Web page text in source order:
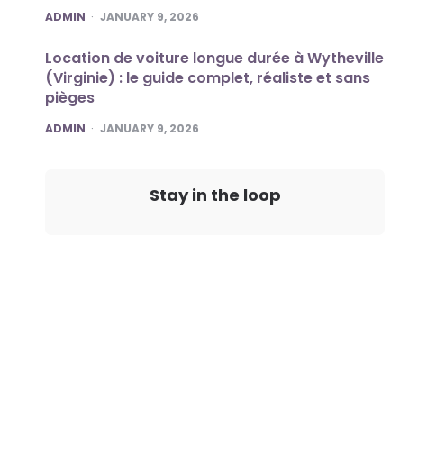
POSTED
ADMIN JANUARY 9, 2026
Location de voiture longue durée à Wytheville
(Virginie) : le guide complet, réaliste et sans
pièges
POSTED
ADMIN JANUARY 9, 2026
Stay in the loop